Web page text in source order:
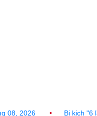
"6 lần chọn sai nhánh công